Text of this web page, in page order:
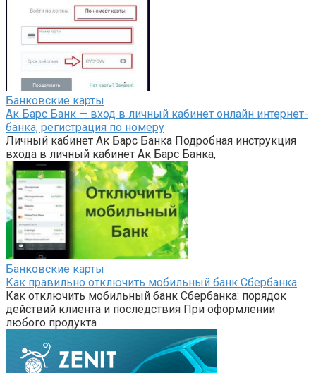
Банковские карты
Ак Барс Банк — вход в личный кабинет онлайн интернет-
банка, регистрация по номеру
Личный кабинет Ак Барс Банка Подробная инструкция
входа в личный кабинет Ак Барс Банка,
Банковские карты
Как правильно отключить мобильный банк Сбербанка
Как отключить мобильный банк Сбербанка: порядок
действий клиента и последствия При оформлении
любого продукта